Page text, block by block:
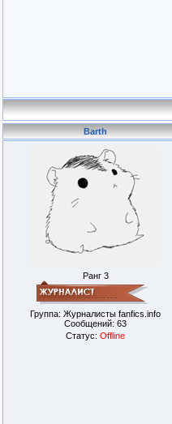
Barth
Ранг 3
Группа: Журналисты fanfics.info
Сообщений: 63
Статус: Offline